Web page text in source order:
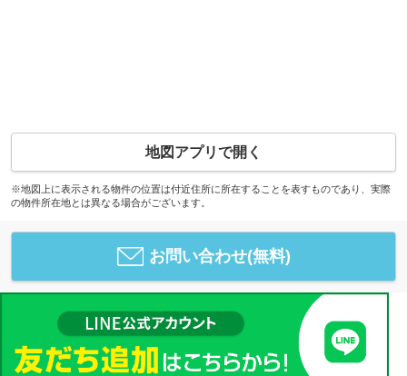
地図アプリで開く
※地図上に表示される物件の位置は付近住所に所在することを表すものであり、実際
の物件所在地とは異なる場合がございます。
お問い合わせ(無料)